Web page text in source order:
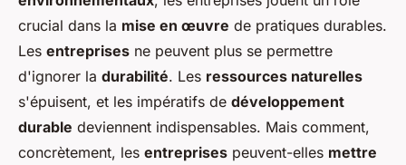
crucial dans la mise en œuvre de pratiques durables.
Les entreprises ne peuvent plus se permettre
d'ignorer la durabilité. Les ressources naturelles
s'épuisent, et les impératifs de développement
durable deviennent indispensables. Mais comment,
concrètement, les entreprises peuvent-elles mettre